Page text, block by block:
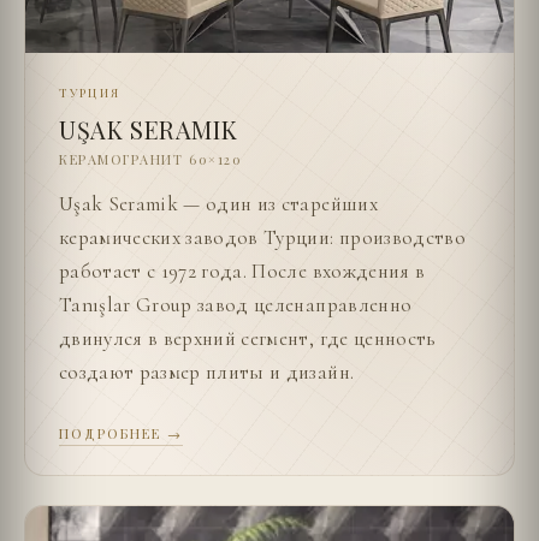
ТУРЦИЯ
UŞAK SERAMIK
КЕРАМОГРАНИТ 60×120
Uşak Seramik — один из старейших
керамических заводов Турции: производство
работает с 1972 года. После вхождения в
Tanışlar Group завод целенаправленно
двинулся в верхний сегмент, где ценность
создают размер плиты и дизайн.
ПОДРОБНЕЕ →